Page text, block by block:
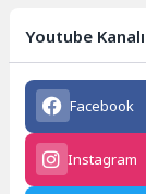
Youtube
Facebook
Instagram